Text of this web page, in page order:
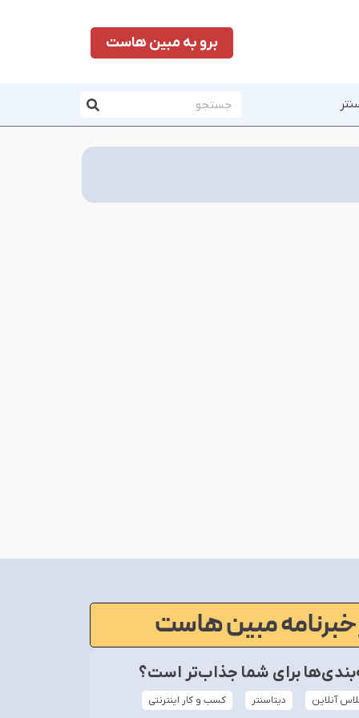
برو به مبین هاست
مبین هاست
برای شما جذاب‌تر است؟
آنلاین دیتاسنتر کسب و کار اینترنتی